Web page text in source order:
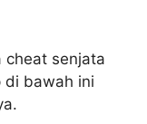
cheat senjata
di bawah ini